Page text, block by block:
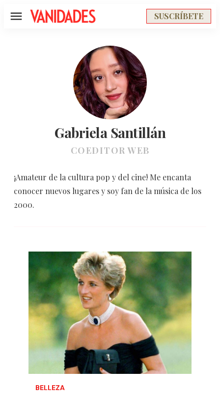
Menú SUSCRÍBETE
Gabriela Santillán
COEDITOR WEB
¡Amateur de la cultura pop y del cine! Me encanta
conocer nuevos lugares y soy fan de la música de los
2000.
BELLEZA